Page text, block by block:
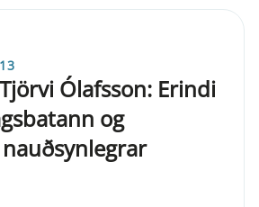
Ólafsson: Erindi
og